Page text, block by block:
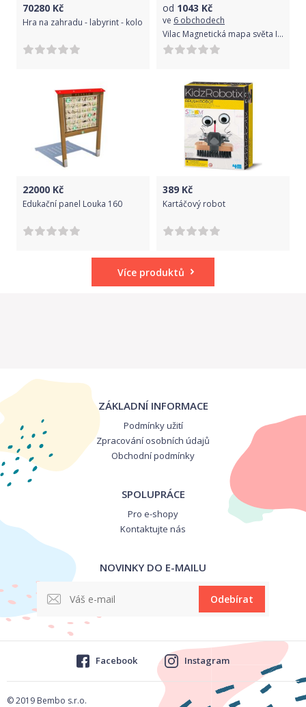
70280 Kč
Hra na zahradu - labyrint - kolo
od 1043 Kč
ve 6 obchodech
Vilac Magnetická mapa světa Ingela
22000 Kč
Edukační panel Louka 160
389 Kč
Kartáčový robot
Více produktů
ZÁKLADNÍ INFORMACE
Podmínky užití
Zpracování osobních údajů
Obchodní podmínky
SPOLUPRÁCE
Pro e-shopy
Kontaktujte nás
NOVINKY DO E-MAILU
Odebírat
© 2019 Bembo s.r.o.
Facebook Instagram